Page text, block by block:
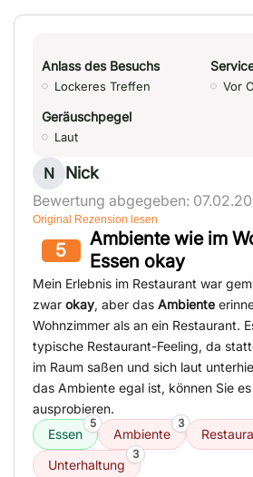
Anlass des Besuchs
Lockeres Treffen Vor
Geräuschpegel
Laut
N Nick
Bewertung abgegeben:
Original Rezension lesen
5
Ambiente wie im
Essen okay
Mein Erlebnis im Restaurant war
zwar okay, aber das Ambiente
Wohnzimmer als an ein Restaurant.
typische Restaurant-Feeling, da
im Raum saßen und sich laut
das Ambiente egal ist, können Sie
ausprobieren.
Essen
5
Ambiente
3
Unterhaltung
3